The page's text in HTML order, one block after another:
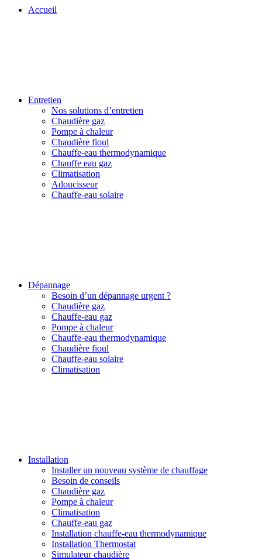
Accueil
Entretien
Nos solutions d’entretien
Chaudière gaz
Pompe à chaleur
Chaudière fioul
Chauffe-eau thermodynamique
Chauffe eau gaz
Climatisation
Adoucisseur
Chauffe-eau solaire
Dépannage
Besoin d’un dépannage urgent ?
Chaudière gaz
Chauffe-eau gaz
Pompe à chaleur
Chauffe-eau thermodynamique
Chaudière fioul
Chauffe-eau solaire
Climatisation
Installation
Installer un nouveau système de chauffage
Besoin de conseils
Chaudière gaz
Pompe à chaleur
Climatisation
Chauffe-eau gaz
Installation chauffe-eau thermodynamique
Installation Thermostat
Simulateur chaudière